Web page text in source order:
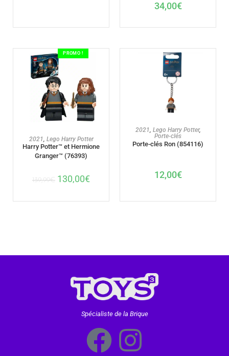
34,00€
PROMO !
AJOUTER AU PANIER
2021 Lego Harry Potter
Harry Potter™ et Hermione
Granger™ (76393)
139,99€ 130,00€
AJOUTER AU PANIER
2021 Lego Harry Potter,
Porte-clés
Porte-clés Ron (854116)
12,00€
Spécialiste de la Brique